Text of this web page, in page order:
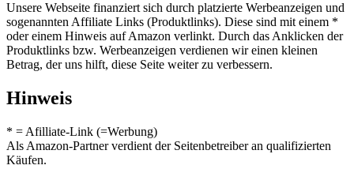
Unsere Webseite finanziert sich durch platzierte Werbeanzeigen und
sogenannten Affiliate Links (Produktlinks). Diese sind mit einem *
oder einem Hinweis auf Amazon verlinkt. Durch das Anklicken der
Produktlinks bzw. Werbeanzeigen verdienen wir einen kleinen
Betrag, der uns hilft, diese Seite weiter zu verbessern.
Hinweis
* = Afilliate-Link (=Werbung)
Als Amazon-Partner verdient der Seitenbetreiber an qualifizierten
Käufen.